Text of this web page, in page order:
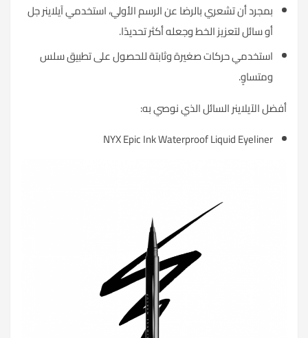
بمجرد أن تشعري بالرضا عن الرسم الأولي، استخدمي آيلاينر جل
أو سائل لتعزيز الخط وجعله أكثر تحديدًا.
استخدمي حركات صغيرة وثابتة للحصول على تطبيق سلس
ومتساوٍ.
أفضل الآيلاينر السائل الذي نوصي به:
NYX Epic Ink Waterproof Liquid Eyeliner